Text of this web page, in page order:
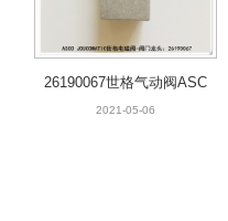
26190067世格气动阀ASC
OJOUCOMATIC
2021-05-06